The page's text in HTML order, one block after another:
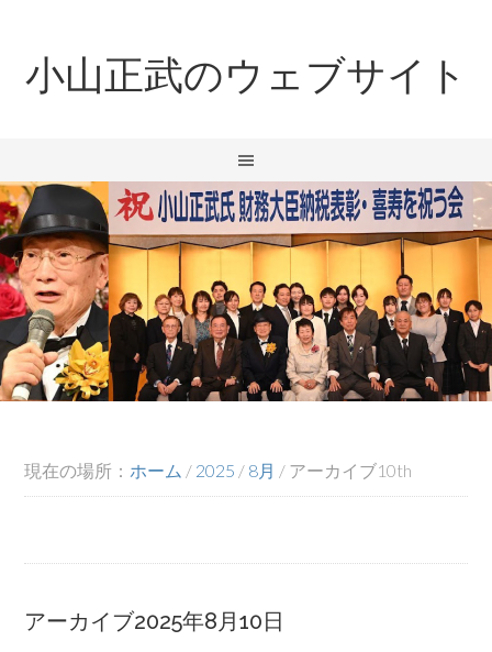
小山正武のウェブサイト
現在の場所： ホーム / 2025 / 8月 / アーカイブ10th
アーカイブ2025年8月10日